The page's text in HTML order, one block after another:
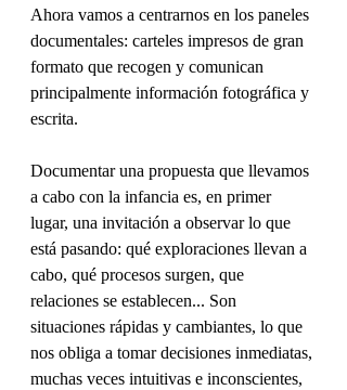
Ahora vamos a centrarnos en los paneles
documentales: carteles impresos de gran
formato que recogen y comunican
principalmente información fotográfica y
escrita.
Documentar una propuesta que llevamos
a cabo con la infancia es, en primer
lugar, una invitación a observar lo que
está pasando: qué exploraciones llevan a
cabo, qué procesos surgen, que
relaciones se establecen... Son
situaciones rápidas y cambiantes, lo que
nos obliga a tomar decisiones inmediatas,
muchas veces intuitivas e inconscientes,